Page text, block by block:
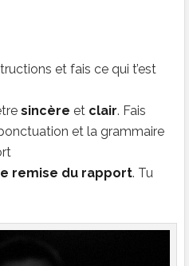
et fais ce qui t’est
sincère et clair. Fais
et la grammaire
remise du rapport. Tu